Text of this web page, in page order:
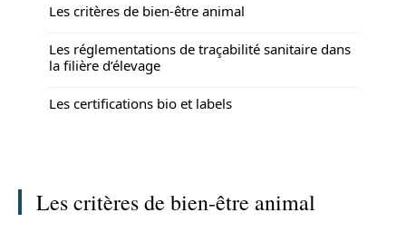
Les critères de bien-être animal
Les réglementations de traçabilité sanitaire dans
la filière d’élevage
Les certifications bio et labels
Les critères de bien-être animal